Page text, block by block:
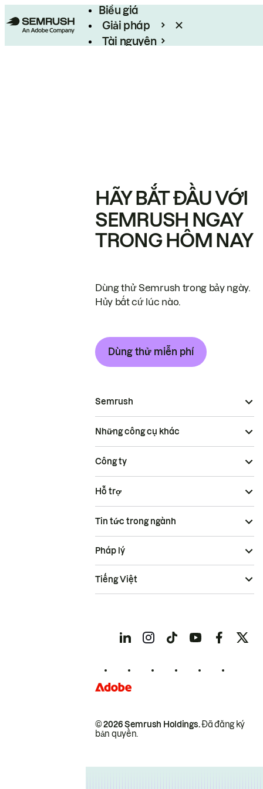
Biểu giá
Giải pháp
Tài nguyên
HÃY BẮT ĐẦU VỚI
SEMRUSH NGAY
TRONG HÔM NAY
Dùng thử Semrush trong bảy ngày.
Hủy bất cứ lúc nào.
Dùng thử miễn phí
Semrush
Những công cụ khác
Công ty
Hỗ trợ
Tin tức trong ngành
© 2026 Semrush Holdings.Đã đăng ký
bản quyền.
Pháp lý
Tiếng Việt